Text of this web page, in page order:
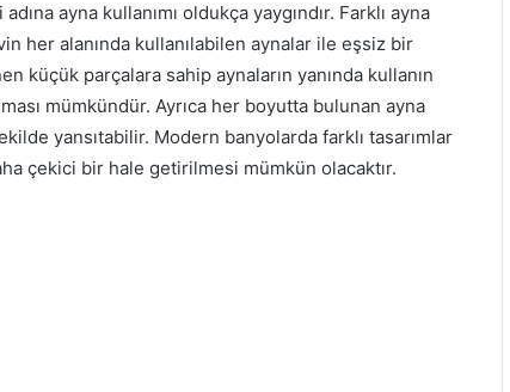
ayna kullanımı oldukça yaygındır. Farklı ayna
her alanında kullanılabilen aynalar ile eşsiz bir
küçük parçalara sahip aynaların yanında kullanın
mümkündür. Ayrıca her boyutta bulunan ayna
yansıtabilir. Modern banyolarda farklı tasarımlar
çekici bir hale getirilmesi mümkün olacaktır.